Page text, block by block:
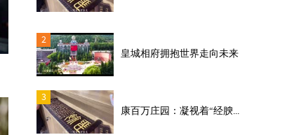
2
皇城相府拥抱世界走向未来
3
康百万庄园：凝视着“经腴...